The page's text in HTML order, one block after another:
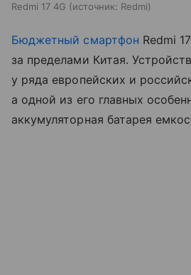
Redmi 17 4G источник: Redmi
Бюджетный смартфон Redmi
за пределами Китая.
у ряда европейских и
а одной из его главных
аккумуляторная батарея